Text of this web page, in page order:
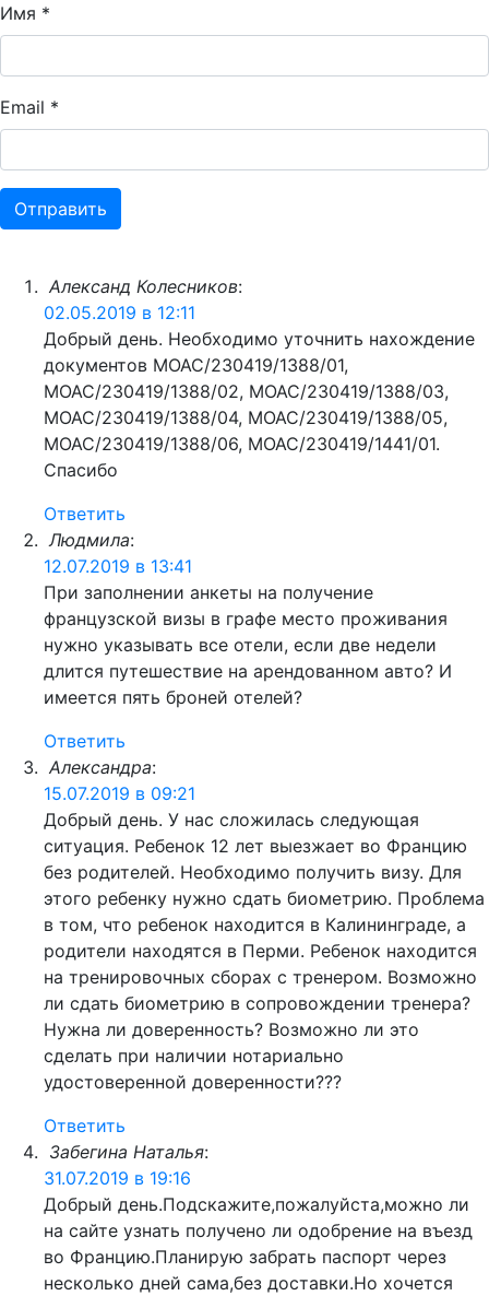
Имя *
Email *
Александ Колесников:
02.05.2019 в 12:11
Добрый день. Необходимо уточнить нахождение
документов МОАС/230419/1388/01,
МОАС/230419/1388/02, МОАС/230419/1388/03,
МОАС/230419/1388/04, МОАС/230419/1388/05,
МОАС/230419/1388/06, МОАС/230419/1441/01.
Спасибо
Ответить
Людмила:
12.07.2019 в 13:41
При заполнении анкеты на получение
французской визы в графе место проживания
нужно указывать все отели, если две недели
длится путешествие на арендованном авто? И
имеется пять броней отелей?
Ответить
Александра:
15.07.2019 в 09:21
Добрый день. У нас сложилась следующая
ситуация. Ребенок 12 лет выезжает во Францию
без родителей. Необходимо получить визу. Для
этого ребенку нужно сдать биометрию. Проблема
в том, что ребенок находится в Калининграде, а
родители находятся в Перми. Ребенок находится
на тренировочных сборах с тренером. Возможно
ли сдать биометрию в сопровождении тренера?
Нужна ли доверенность? Возможно ли это
сделать при наличии нотариально
удостоверенной доверенности???
Ответить
Забегина Наталья:
31.07.2019 в 19:16
Добрый день.Подскажите,пожалуйста,можно ли
на сайте узнать получено ли одобрение на въезд
во Францию.Планирую забрать паспорт через
несколько дней сама,без доставки.Но хочется